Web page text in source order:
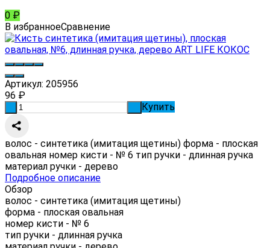
0 ₽
В избранноеСравнение
Артикул: 205956
96 ₽
Купить
волос - синтетика (имитация щетины) форма - плоская
овальная номер кисти - № 6 тип ручки - длинная ручка
материал ручки - дерево
Подробное описание
Обзор
волос - синтетика (имитация щетины)
форма - плоская овальная
номер кисти - № 6
тип ручки - длинная ручка